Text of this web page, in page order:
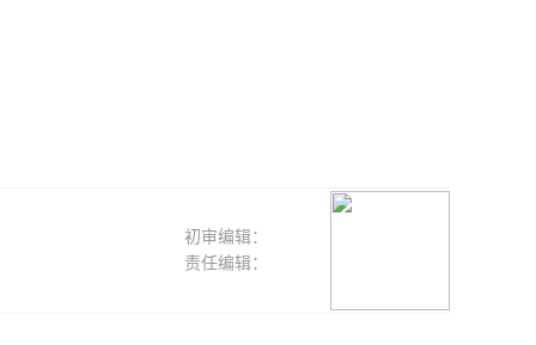
初审编辑：
责任编辑：